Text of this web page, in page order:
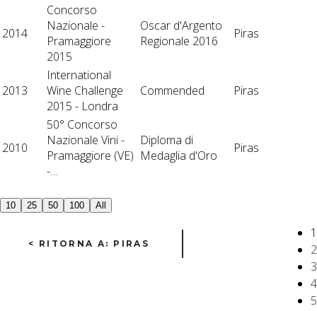
2014
Concorso
Nazionale -
Pramaggiore
2015
Oscar d'Argento
Regionale 2016
Piras
2013
International
Wine Challenge
2015 - Londra
Commended Piras
2010
50° Concorso
Nazionale Vini -
Pramaggiore (VE)
-…
Diploma di
Medaglia d'Oro
Piras
10 25 50 100 All
1
2
3
4
5
< RITORNA A: PIRAS